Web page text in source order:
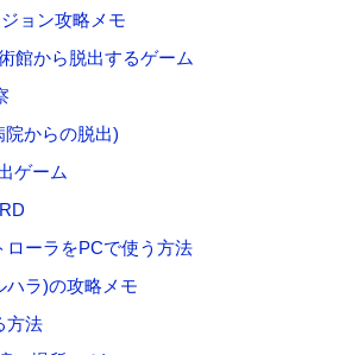
ョン攻略メモ
館から脱出するゲーム
院からの脱出)
ゲーム
ローラをPCで使う方法
ハラ)の攻略メモ
方法